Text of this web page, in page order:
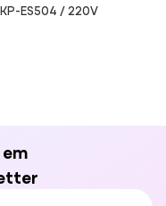
KP-ES504 / 220V